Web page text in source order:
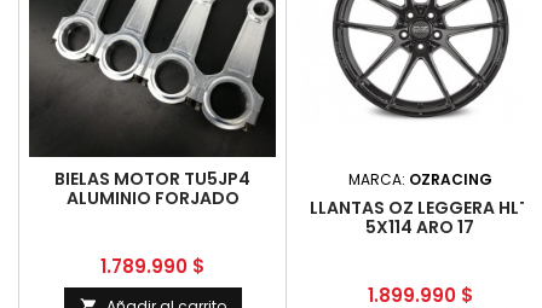
BIELAS MOTOR TU5JP4
ALUMINIO FORJADO
Precio
1.789.990 $
MARCA: OZRACING
LLANTAS OZ LEGGERA HLT
5X114 ARO 17
Precio
1.899.990 $